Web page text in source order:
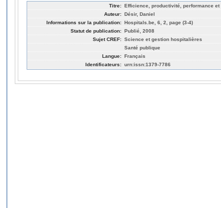
Titre: Efficience, productivité, performance et
Auteur: Désir, Daniel
Informations sur la publication: Hospitals.be, 6, 2, page (3-4)
Statut de publication: Publié, 2008
Sujet CREF: Science et gestion hospitalières
Santé publique
Langue: Français
Identificateurs: urn:issn:1379-7786